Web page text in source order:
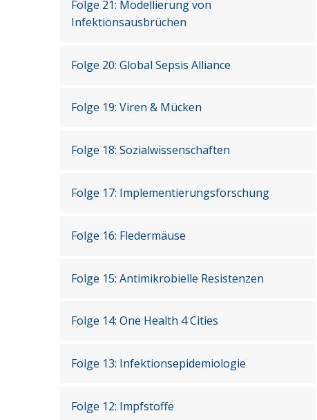
Folge 21: Modellierung von
Infektionsausbrüchen
Folge 20: Global Sepsis Alliance
Folge 19: Viren & Mücken
Folge 18: Sozialwissenschaften
Folge 17: Implementierungsforschung
Folge 16: Fledermäuse
Folge 15: Antimikrobielle Resistenzen
Folge 14: One Health 4 Cities
Folge 13: Infektionsepidemiologie
Folge 12: Impfstoffe